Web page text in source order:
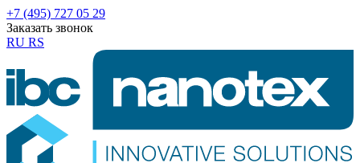
+7 (495) 727 05 29
Заказать звонок
RU RS